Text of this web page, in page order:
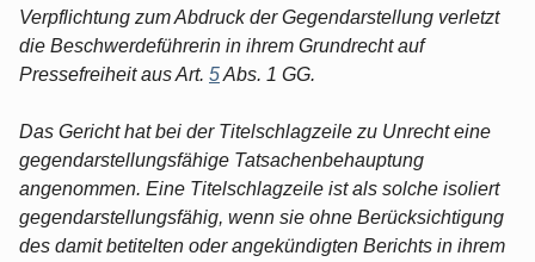
Verpflichtung zum Abdruck der Gegendarstellung verletzt
die Beschwerdeführerin in ihrem Grundrecht auf
Pressefreiheit aus Art. 5Abs. 1 GG.
Das Gericht hat bei der Titelschlagzeile zu Unrecht eine
gegendarstellungsfähige Tatsachenbehauptung
angenommen. Eine Titelschlagzeile ist als solche isoliert
gegendarstellungsfähig, wenn sie ohne Berücksichtigung
des damit betitelten oder angekündigten Berichts in ihrem